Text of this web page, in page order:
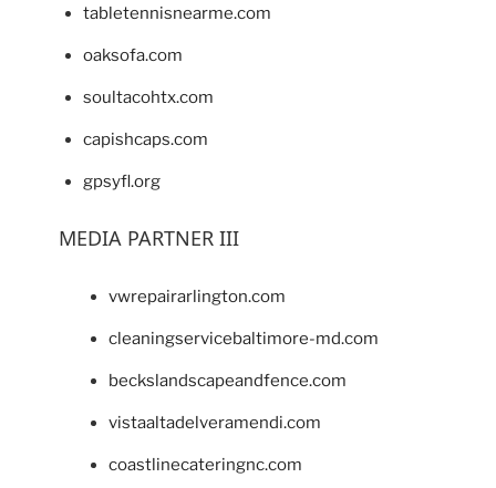
tabletennisnearme.com
oaksofa.com
soultacohtx.com
capishcaps.com
gpsyfl.org
MEDIA PARTNER III
vwrepairarlington.com
cleaningservicebaltimore-md.com
beckslandscapeandfence.com
vistaaltadelveramendi.com
coastlinecateringnc.com